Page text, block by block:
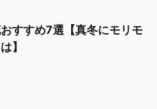
すすめ7選【真冬にモリモ
】